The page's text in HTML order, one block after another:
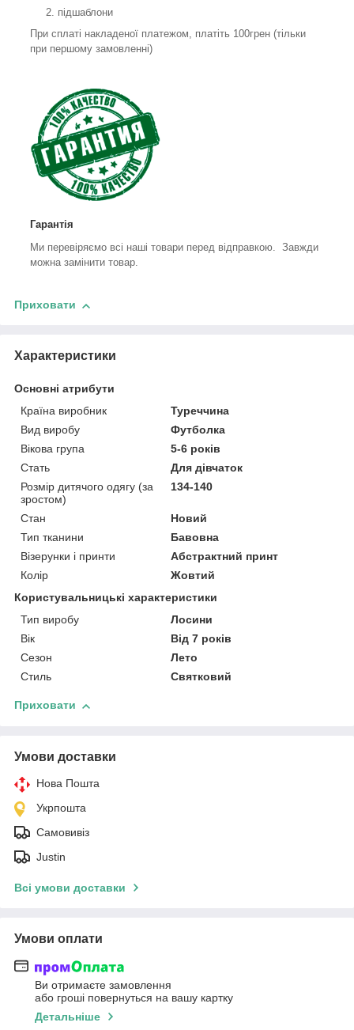
підшаблони
При сплаті накладеної платежом, платіть 100грен (тільки
при першому замовленні)
Гарантія
Ми перевіряємо всі наші товари перед відправкою. Завжди
можна замінити товар.
Приховати
Характеристики
Основні атрибути
Країна виробник
Туреччина
Вид виробу
Футболка
Вікова група
5-6 років
Стать
Для дівчаток
Розмір дитячого одягу (за
зростом)
134-140
Стан
Новий
Тип тканини
Бавовна
Візерунки і принти
Абстрактний принт
Колір
Жовтий
Користувальницькі характеристики
Тип виробу
Лосини
Вік
Від 7 років
Сезон
Лето
Стиль
Святковий
Приховати
Умови доставки
Нова Пошта
Укрпошта
Самовивіз
Justin
Всі умови доставки
Умови оплати
Ви отримаєте замовлення
або гроші повернуться на вашу картку
Детальніше